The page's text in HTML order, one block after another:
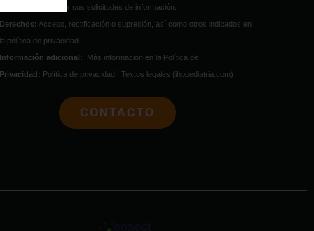
nosotros y contestar sus solicitudes de información.
Derechos: Acceso, rectificación o supresión, así como otros indicados en
la política de privacidad.
Información adicional:
Más información en la Política de
Privacidad: Política de privacidad | Textos legales (ihppediatria.com)
CONTACTO